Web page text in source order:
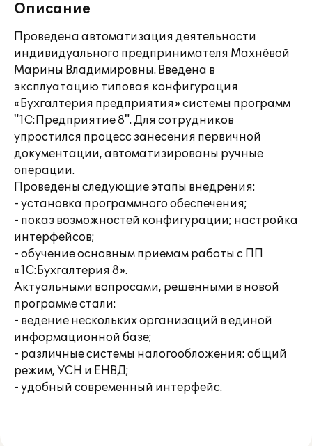
Описание
Проведена автоматизация деятельности
индивидуального предпринимателя Махнёвой
Марины Владимировны. Введена в
эксплуатацию типовая конфигурация
«Бухгалтерия предприятия» системы программ
"1С:Предприятие 8". Для сотрудников
упростился процесс занесения первичной
документации, автоматизированы ручные
операции.
Проведены следующие этапы внедрения:
- установка программного обеспечения;
- показ возможностей конфигурации; настройка
интерфейсов;
- обучение основным приемам работы с ПП
«1С:Бухгалтерия 8».
Актуальными вопросами, решенными в новой
программе стали:
- ведение нескольких организаций в единой
информационной базе;
- различные системы налогообложения: общий
режим, УСН и ЕНВД;
- удобный современный интерфейс.